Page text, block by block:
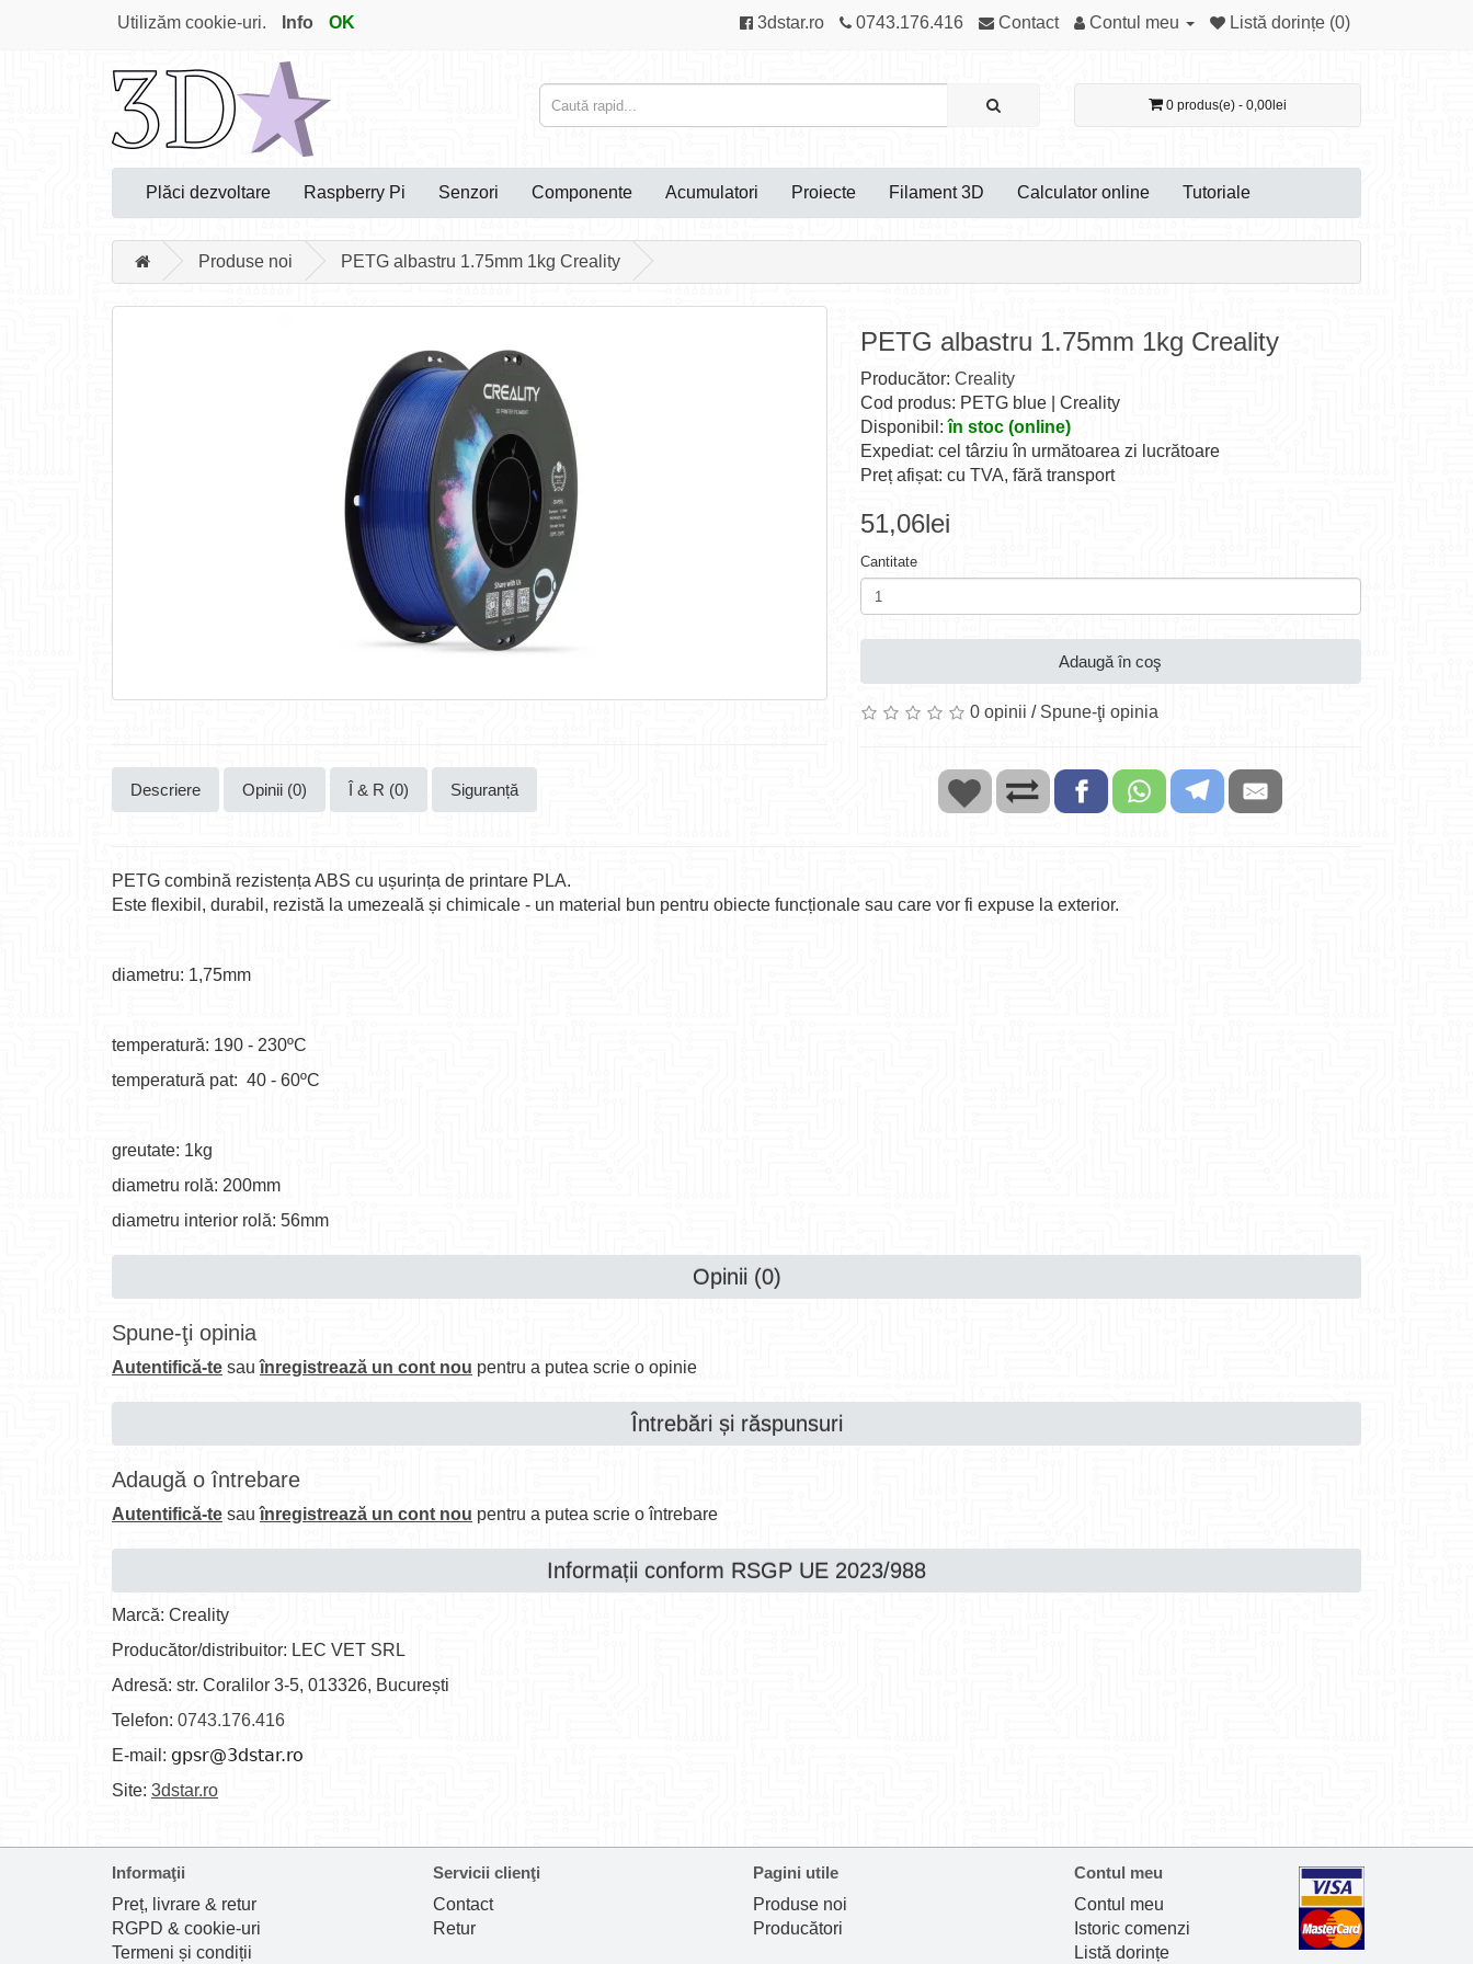
Utilizăm cookie-uri. Info OK 3dstar.ro 0743.176.416 Contact Contul meu Listă dorințe (0)
0 produs(e) - 0,00lei
Plăci dezvoltare Raspberry Pi Senzori Componente Acumulatori Proiecte Filament 3D Calculator online Tutoriale
Produse noi PETG albastru 1.75mm 1kg Creality
Descriere Opinii (0) Î & R (0) Siguranță
PETG albastru 1.75mm 1kg Creality
Producător: Creality
Cod produs: PETG blue | Creality
Disponibil:în stoc (online)
Expediat: cel târziu în următoarea zi lucrătoare
Preț afișat: cu TVA, fără transport
51,06lei
Cantitate
Adaugă în coş
0 opinii / Spune-ţi opinia
PETG combină rezistența ABS cu ușurința de printare PLA.
Este flexibil, durabil, rezistă la umezeală și chimicale - un material bun pentru obiecte funcționale sau care vor fi expuse la exterior.
diametru: 1,75mm
temperatură: 190 - 230ºC
temperatură pat: 40 - 60ºC
greutate: 1kg
diametru rolă: 200mm
diametru interior rolă: 56mm
Opinii (0)
Spune-ţi opinia
Autentifică-te sauînregistrează un cont nou pentru a putea scrie o opinie
Întrebări și răspunsuri
Adaugă o întrebare
Autentifică-te sauînregistrează un cont nou pentru a putea scrie o întrebare
Informații conform RSGP UE 2023/988
Marcă: Creality
Producător/distribuitor: LEC VET SRL
Adresă: str. Coralilor 3-5, 013326, București
Telefon: 0743.176.416
E-mail:
Site: 3dstar.ro
Informaţii
Preț, livrare & retur
RGPD & cookie-uri
Termeni și condiții
Servicii clienţi
Contact
Retur
Pagini utile
Produse noi
Producători
Contul meu
Contul meu
Istoric comenzi
Listă dorințe